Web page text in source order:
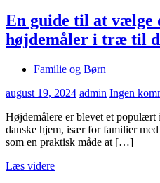
En guide til at vælge
højdemåler i træ til
Familie og Børn
august 19, 2024 admin Ingen
Højdemålere er blevet et populært
danske hjem, især for familier
som en praktisk måde at […]
Læs videre